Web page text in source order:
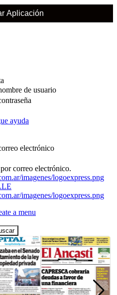
Aplicación
de usuario
ayuda
electrónico
correo electrónico.
a menu